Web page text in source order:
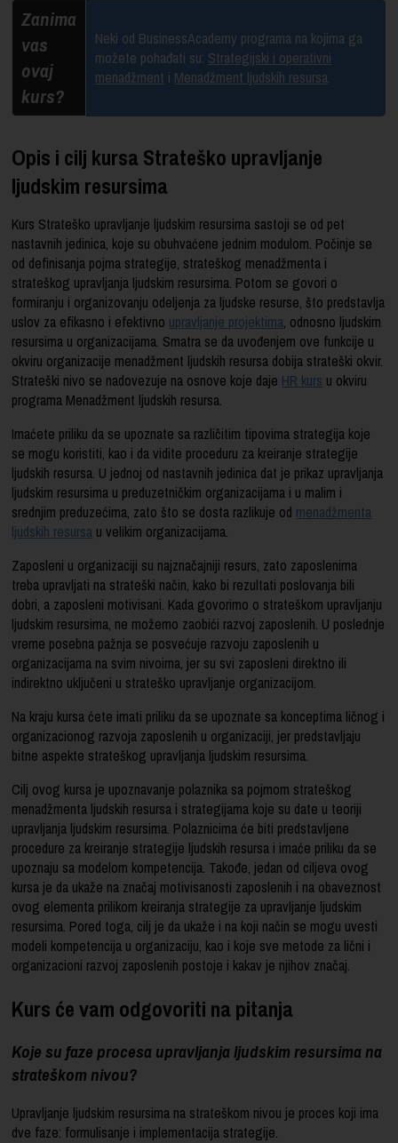
Zanima
vas
ovaj
kurs?
Neki od BusinessAcademy programa na kojima ga
možete pohađati su: Strategijski i operativni
menadžment i Menadžment ljudskih resursa.
Opis i cilj kursa Strateško upravljanje
ljudskim resursima
Kurs Strateško upravljanje ljudskim resursima sastoji se od pet
nastavnih jedinica, koje su obuhvaćene jednim modulom. Počinje se
od definisanja pojma strategije, strateškog menadžmenta i
strateškog upravljanja ljudskim resursima. Potom se govori o
formiranju i organizovanju odeljenja za ljudske resurse, što predstavlja
uslov za efikasno i efektivno upravljanje projektima, odnosno ljudskim
resursima u organizacijama. Smatra se da uvođenjem ove funkcije u
okviru organizacije menadžment ljudskih resursa dobija strateški okvir.
Strateški nivo se nadovezuje na osnove koje daje HR kurs u okviru
programa Menadžment ljudskih resursa.
Imaćete priliku da se upoznate sa različitim tipovima strategija koje
se mogu koristiti, kao i da vidite proceduru za kreiranje strategije
ljudskih resursa. U jednoj od nastavnih jedinica dat je prikaz upravljanja
ljudskim resursima u preduzetničkim organizacijama i u malim i
srednjim preduzećima, zato što se dosta razlikuje od menadžmenta
ljudskih resursa u velikim organizacijama.
Zaposleni u organizaciji su najznačajniji resurs, zato zaposlenima
treba upravljati na strateški način, kako bi rezultati poslovanja bili
dobri, a zaposleni motivisani. Kada govorimo o strateškom upravljanju
ljudskim resursima, ne možemo zaobići razvoj zaposlenih. U poslednje
vreme posebna pažnja se posvećuje razvoju zaposlenih u
organizacijama na svim nivoima, jer su svi zaposleni direktno ili
indirektno uključeni u strateško upravljanje organizacijom.
Na kraju kursa ćete imati priliku da se upoznate sa konceptima ličnog i
organizacionog razvoja zaposlenih u organizaciji, jer predstavljaju
bitne aspekte strateškog upravljanja ljudskim resursima.
Cilj ovog kursa je upoznavanje polaznika sa pojmom strateškog
menadžmenta ljudskih resursa i strategijama koje su date u teoriji
upravljanja ljudskim resursima. Polaznicima će biti predstavljene
procedure za kreiranje strategije ljudskih resursa i imaće priliku da se
upoznaju sa modelom kompetencija. Takođe, jedan od ciljeva ovog
kursa je da ukaže na značaj motivisanosti zaposlenih i na obaveznost
ovog elementa prilikom kreiranja strategije za upravljanje ljudskim
resursima. Pored toga, cilj je da ukaže i na koji način se mogu uvesti
modeli kompetencija u organizaciju, kao i koje sve metode za lični i
organizacioni razvoj zaposlenih postoje i kakav je njihov značaj.
Kurs će vam odgovoriti na pitanja
Koje su faze procesa upravljanja ljudskim resursima na
strateškom nivou?
Upravljanje ljudskim resursima na strateškom nivou je proces koji ima
dve faze: formulisanje i implementacija strategije.